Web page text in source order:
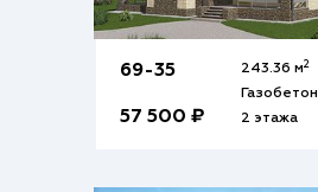
69-35
57 500 ₽
243.36 м2
Газобетон
2 этажа